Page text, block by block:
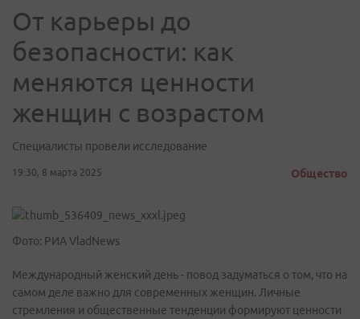
От карьеры до
безопасности: как
меняются ценности
женщин с возрастом
Специалисты провели исследование
19:30, 8 марта 2025 Общество
Фото: РИА VladNews
Международный женский день - повод задуматься о том, что на
самом деле важно для современных женщин. Личные
стремления и общественные тенденции формируют ценности